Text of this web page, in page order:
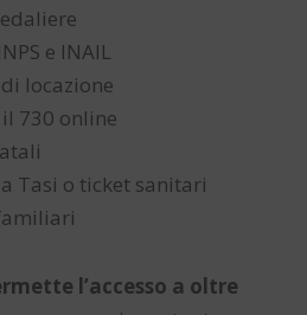
e INAIL
locazione
730 online
Tasi o ticket sanitari
l’accesso a oltre